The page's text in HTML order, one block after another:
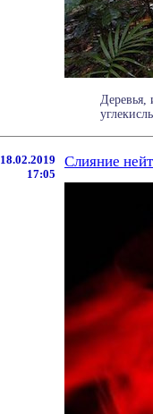
Деревья,
18.02.2019
17:05
Слияние